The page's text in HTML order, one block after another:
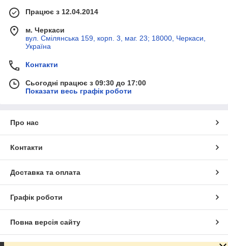
Працює з 12.04.2014
м. Черкаси
вул. Смілянська 159, корп. 3, маг. 23; 18000, Черкаси,
Україна
Контакти
Сьогодні працює з 09:30 до 17:00
Показати весь графік роботи
Про нас
Контакти
Доставка та оплата
Графік роботи
Повна версія сайту